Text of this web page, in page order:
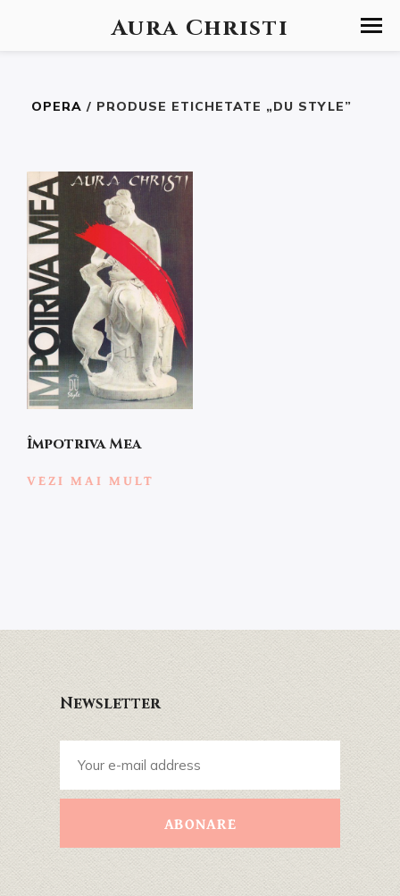
Aura Christi
OPERA / PRODUSE ETICHETATE „DU STYLE”
Împotriva Mea
VEZI MAI MULT
Newsletter
ABONARE